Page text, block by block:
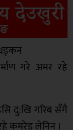
गरे अमर रहे
दु:खि गरिब सँगै